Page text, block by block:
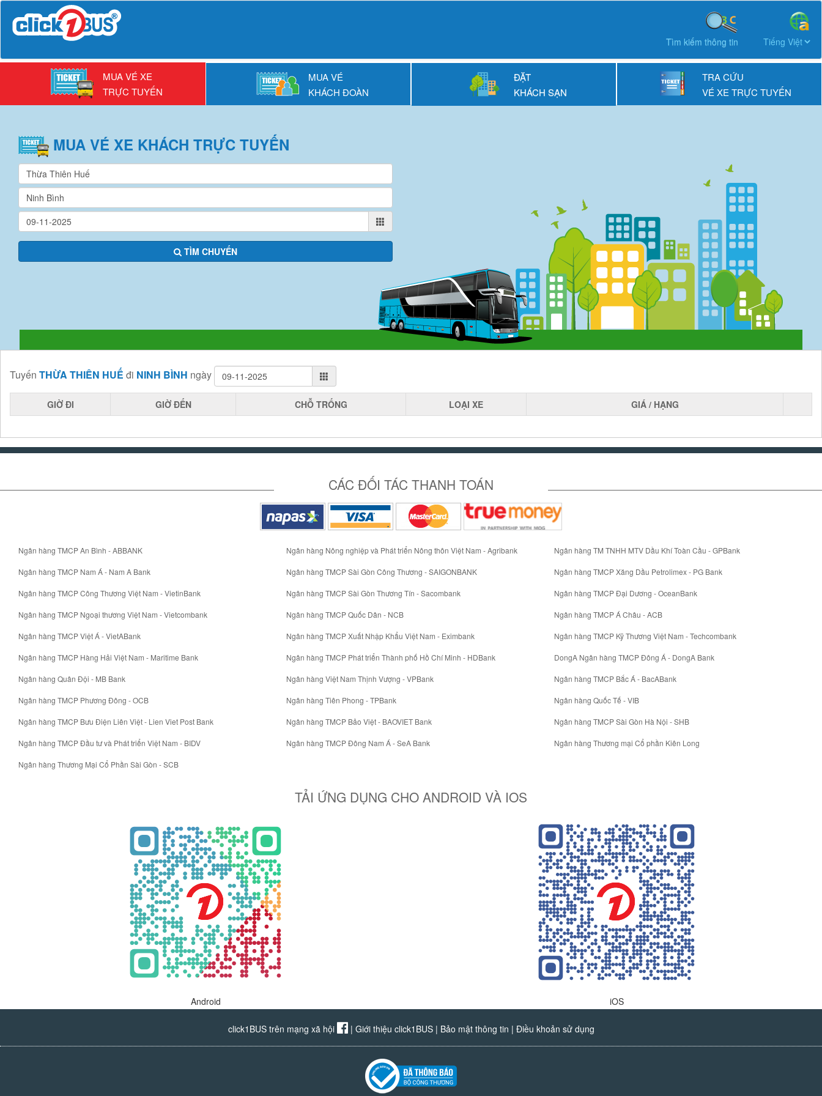
Tìm kiếm thông tin
MUA VÉ XE
TRỰC TUYẾN
MUA VÉ
KHÁCH ĐOÀN
ĐẶT
KHÁCH SẠN
TRA CỨU
VÉ XE TRỰC TUYẾN
MUA VÉ XE KHÁCH TRỰC TUYẾN
TÌM CHUYẾN
Tuyến THỪA THIÊN HUẾ đi NINH BÌNH ngày
GIỜ ĐI GIỜ ĐẾN CHỖ TRỐNG LOẠI XE GIÁ / HẠNG
CÁC ĐỐI TÁC THANH TOÁN
Ngân hàng TMCP An Bình - ABBANK
Ngân hàng TMCP Nam Á - Nam A Bank
Ngân hàng TMCP Công Thương Việt Nam - VietinBank
Ngân hàng TMCP Ngoại thương Việt Nam - Vietcombank
Ngân hàng TMCP Việt Á - VietABank
Ngân hàng TMCP Hàng Hải Việt Nam - Maritime Bank
Ngân hàng Quân Đội - MB Bank
Ngân hàng TMCP Phương Đông - OCB
Ngân hàng TMCP Bưu Điện Liên Việt - Lien Viet Post Bank
Ngân hàng TMCP Đầu tư và Phát triển Việt Nam - BIDV
Ngân hàng Thương Mại Cổ Phần Sài Gòn - SCB
Ngân hàng Nông nghiệp và Phát triển Nông thôn Việt Nam - Agribank
Ngân hàng TMCP Sài Gòn Công Thương - SAIGONBANK
Ngân hàng TMCP Sài Gòn Thương Tín - Sacombank
Ngân hàng TMCP Quốc Dân - NCB
Ngân hàng TMCP Xuất Nhập Khẩu Việt Nam - Eximbank
Ngân hàng TMCP Phát triển Thành phố Hồ Chí Minh - HDBank
Ngân hàng Việt Nam Thịnh Vượng - VPBank
Ngân hàng Tiên Phong - TPBank
Ngân hàng TMCP Bảo Việt - BAOVIET Bank
Ngân hàng TMCP Đông Nam Á - SeA Bank
Ngân hàng TM TNHH MTV Dầu Khí Toàn Cầu - GPBank
Ngân hàng TMCP Xăng Dầu Petrolimex - PG Bank
Ngân hàng TMCP Đại Dương - OceanBank
Ngân hàng TMCP Á Châu - ACB
Ngân hàng TMCP Kỹ Thương Việt Nam - Techcombank
DongA Ngân hàng TMCP Đông Á - DongA Bank
Ngân hàng TMCP Bắc Á - BacABank
Ngân hàng Quốc Tế - VIB
Ngân hàng TMCP Sài Gòn Hà Nội - SHB
Ngân hàng Thương mại Cổ phần Kiên Long
TẢI ỨNG DỤNG CHO ANDROID VÀ IOS
Android iOS
click1BUS trên mạng xã hội | Giới thiệu click1BUS| Bảo mật thông tin | Điều khoản sử dụng